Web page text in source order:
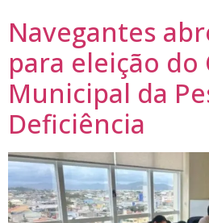
Navegantes
para eleição do
Municipal da
Deficiência